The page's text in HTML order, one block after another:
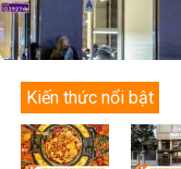
Kiến thức nổi bật